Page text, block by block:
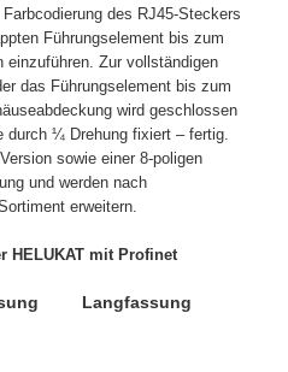
des RJ45-Steckers
Führungselement bis zum
Zur vollständigen
das Führungselement bis zum
wird geschlossen
durch ¼ Drehung fixiert – fertig.
sowie einer 8-poligen
und werden nach
erweitern.
HELUKAT mit Profinet
Langfassung